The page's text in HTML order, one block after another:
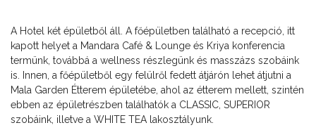
A Hotel két épületből áll. A főépületben található a recepció, itt
kapott helyet a Mandara Café & Lounge és Kriya konferencia
termünk, továbbá a wellness részlegünk és masszázs szobáink
is. Innen, a főépületből egy felülről fedett átjárón lehet átjutni a
Mala Garden Étterem épületébe, ahol az étterem mellett, szintén
ebben az épületrészben találhatók a CLASSIC, SUPERIOR
szobáink, illetve a WHITE TEA lakosztályunk.